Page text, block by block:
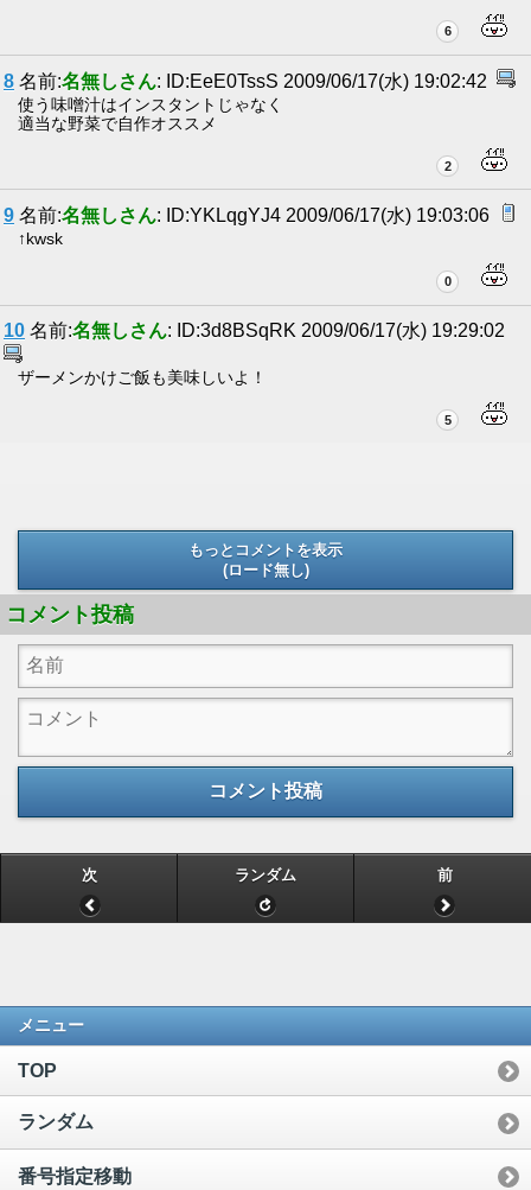
6
8 名前:名無しさん: ID:EeE0TssS 2009/06/17(水) 19:02:42
使う味噌汁はインスタントじゃなく
適当な野菜で自作オススメ
2
9 名前:名無しさん: ID:YKLqgYJ4 2009/06/17(水) 19:03:06
↑kwsk
0
10 名前:名無しさん: ID:3d8BSqRK 2009/06/17(水) 19:29:02
ザーメンかけご飯も美味しいよ！
5
もっとコメントを表示
(ロード無し)
コメント投稿
コメント投稿
次 ランダム 前
メニュー
TOP
ランダム
番号指定移動